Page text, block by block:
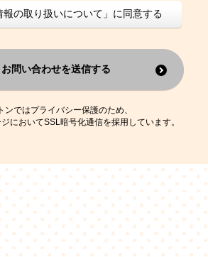
報を、本人が特定されないデータに不可逆変換した
・販売促進活動に役立てること
を超えた個人情報の取扱いは行いません。また、こ
情報を利用することはありません。
人情報と第三者広告配信事業者が保有する個人情報
ないデータに不可逆変換した上で第三者広告配信事
ングを行い、その結果に基づいて広告を配信するこ
提供
除き、ご本人の同意なしに個人情報を第三者に提供
。
る場合
または財産の保護のために必要がある場合であって、
ことが困難である場合
報の取り扱いについて」に同意する
お問い合わせを送信する
ンではプライバシー保護のため、
においてSSL暗号化通信を採用しています。